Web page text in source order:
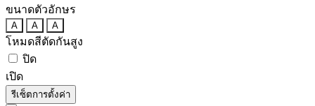
ขนาดตัวอักษร
A A A
โหมดสีตัดกันสูง
ปิด
เปิด
รีเซ็ตการตั้งค่า